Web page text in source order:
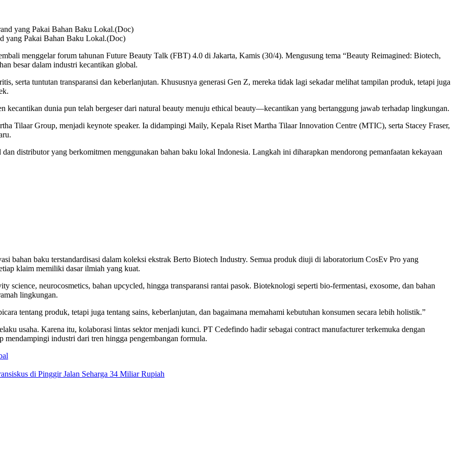
yang Pakai Bahan Baku Lokal.(Doc)
menggelar forum tahunan Future Beauty Talk (FBT) 4.0 di Jakarta, Kamis (30/4). Mengusung tema “Beauty Reimagined: Biotech,
besar dalam industri kecantikan global.
serta tuntutan transparansi dan keberlanjutan. Khususnya generasi Gen Z, mereka tidak lagi sekadar melihat tampilan produk, tetapi juga
kecantikan dunia pun telah bergeser dari natural beauty menuju ethical beauty—kecantikan yang bertanggung jawab terhadap lingkungan.
Tilaar Group, menjadi keynote speaker. Ia didampingi Maily, Kepala Riset Martha Tilaar Innovation Centre (MTIC), serta Stacey Fraser,
distributor yang berkomitmen menggunakan bahan baku lokal Indonesia. Langkah ini diharapkan mendorong pemanfaatan kekayaan
bahan baku terstandardisasi dalam koleksi ekstrak Berto Biotech Industry. Semua produk diuji di laboratorium CosEv Pro yang
klaim memiliki dasar ilmiah yang kuat.
neurocosmetics, bahan upcycled, hingga transparansi rantai pasok. Bioteknologi seperti bio-fermentasi, exosome, dan bahan
lingkungan.
tentang produk, tetapi juga tentang sains, keberlanjutan, dan bagaimana memahami kebutuhan konsumen secara lebih holistik.”
usaha. Karena itu, kolaborasi lintas sektor menjadi kunci. PT Cedefindo hadir sebagai contract manufacturer terkemuka dengan
mendampingi industri dari tren hingga pengembangan formula.
di Pinggir Jalan Seharga 34 Miliar Rupiah